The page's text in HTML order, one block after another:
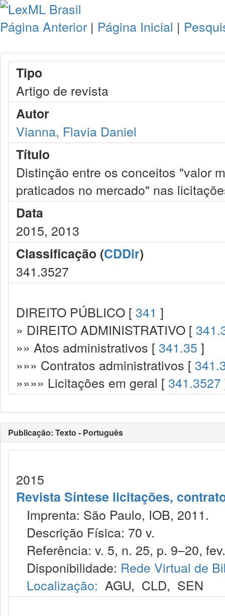
Página Anterior | Página Inicial |
Tipo
Artigo de revista
Autor
Vianna, Flavia Daniel
Título
Distinção entre os conceitos "valor
praticados no mercado" nas
Data
2015, 2013
Classificação (CDDir)
341.3527
DIREITO PÚBLICO [ 341 ]
» DIREITO ADMINISTRATIVO [
»» Atos administrativos [ 341.35 ]
»»» Contratos administrativos [
»»»» Licitações em geral [ 341.3527
Publicação: Texto - Português
2015
Revista Síntese licitações,
Imprenta: São Paulo, IOB, 2011.
Descrição Física: 70 v.
Referência: v. 5, n. 25, p. 9–20,
Disponibilidade: Rede Virtual de
Localização: AGU, CLD, SEN